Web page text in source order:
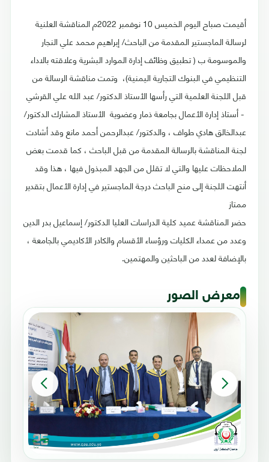
أقيمت صباح اليوم الخميس 10 نوفمبر 2022م المناقشة العلنية
لرسالة الماجستير المقدمة من الباحث/ إبراهيم محمد علي النجار
والموسومة ب ( تطبيق وظائف إدارة الموارد البشرية وعلاقته بالاداء
التنظيمي في البنوك التجارية اليمنية)، وتمت مناقشة الرسالة من
قبل اللجنة العلمية التي رأسها الأستاذ الدكتور/ عبد الله علي القرشي
- أستاذ إدارة الأعمال بجامعة ذمار وعضوية الأستاذ المشارك الدكتور/
عبدالخالق هادي طواف ، والدكتور/ عبدالرحمن أحمد مانع وقد أشادت
لجنة المناقشة بالرسالة المقدمة من قبل الباحث ، كما قدمت بعض
الملاحظات عليها والتي لا تقلل من الجهد المبذول فيها ، هذا وقد
أنتهت اللجنة إلى منح الباحث درجة الماجستير في إدارة الأعمال بتقدير
ممتاز
حضر المناقشة عميد كلية الدراسات العليا الدكتور/ إسماعيل بدر الدين
وعدد من عمداء الكليات ورؤساء الأقسام والكادر الأكاديمي بالجامعة ،
بالإضافة لعدد من الباحثين والمهتمين.
معرض الصور